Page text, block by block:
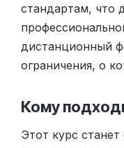
стандартам, что
дистанционный
ограничения, о
Кому
Этот курс